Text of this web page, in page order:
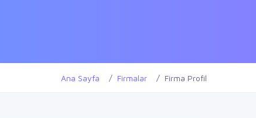
Ana Sayfa Firmalar Firma Profil